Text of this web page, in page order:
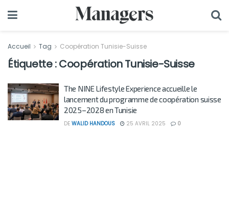
Accueil Tag Coopération Tunisie-Suisse
Étiquette :Coopération Tunisie-Suisse
The NINE Lifestyle Experience accueille le
lancement du programme de coopération suisse
2025–2028 en Tunisie
DE WALID HANDOUS 25 AVRIL 2025 0